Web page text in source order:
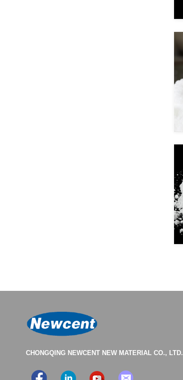
CHONGQING NEWCENT NEW MATERIAL CO., LTD.